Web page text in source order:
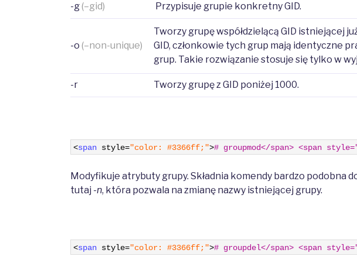
-g(–gid) Przypisuje grupie konkretny GID.
-o (–non-unique)
Tworzy grupę współdzielącą GID istniejącej
GID, członkowie tych grup mają identyczne
grup. Takie rozwiązanie stosuje się tylko w
-r Tworzy grupę z GID poniżej 1000.
<span style="color: #3366ff;"># groupmod</span> <span
Modyfikuje atrybuty grupy. Składnia komendy bardzo podobna
tutaj -n, która pozwala na zmianę nazwy istniejącej grupy.
<span style="color: #3366ff;"># groupdel</span> <span